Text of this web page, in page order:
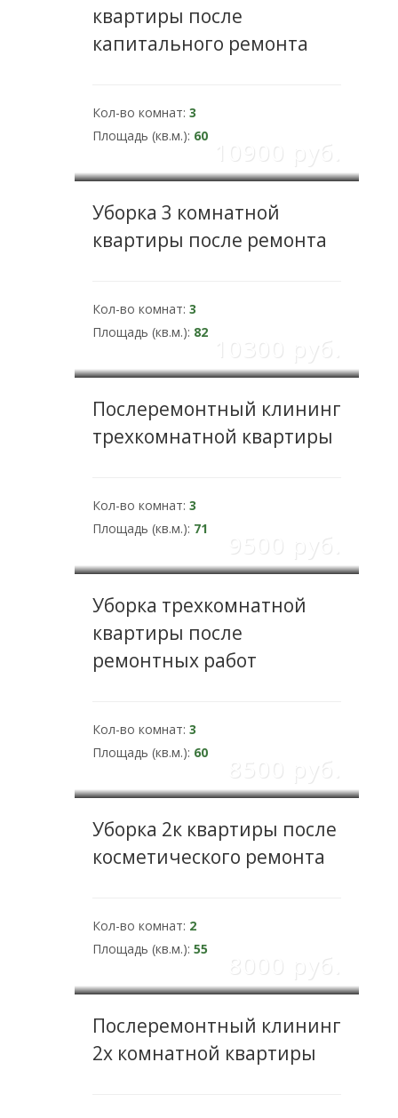
квартиры после
капитального ремонта
Кол-во комнат: 3
Площадь (кв.м.): 60
Уборка 3 комнатной
квартиры после ремонта
Кол-во комнат: 3
Площадь (кв.м.): 82
Послеремонтный клининг
трехкомнатной квартиры
Кол-во комнат: 3
Площадь (кв.м.): 71
Уборка трехкомнатной
квартиры после
ремонтных работ
Кол-во комнат: 3
Площадь (кв.м.): 60
Уборка 2к квартиры после
косметического ремонта
Кол-во комнат: 2
Площадь (кв.м.): 55
Послеремонтный клининг
2х комнатной квартиры